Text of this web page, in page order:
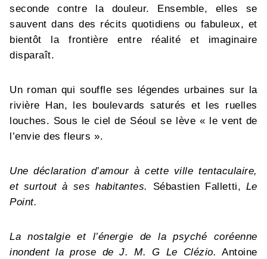
seconde contre la douleur. Ensemble, elles se
sauvent dans des récits quotidiens ou fabuleux, et
bientôt la frontière entre réalité et imaginaire
disparaît.
Un roman qui souffle ses légendes urbaines sur la
rivière Han, les boulevards saturés et les ruelles
louches. Sous le ciel de Séoul se lève « le vent de
l’envie des fleurs ».
Une déclaration d’amour à cette ville tentaculaire,
et surtout à ses habitantes. Sébastien Falletti, Le
Point.
La nostalgie et l’énergie de la psyché coréenne
inondent la prose de J. M. G Le Clézio. Antoine